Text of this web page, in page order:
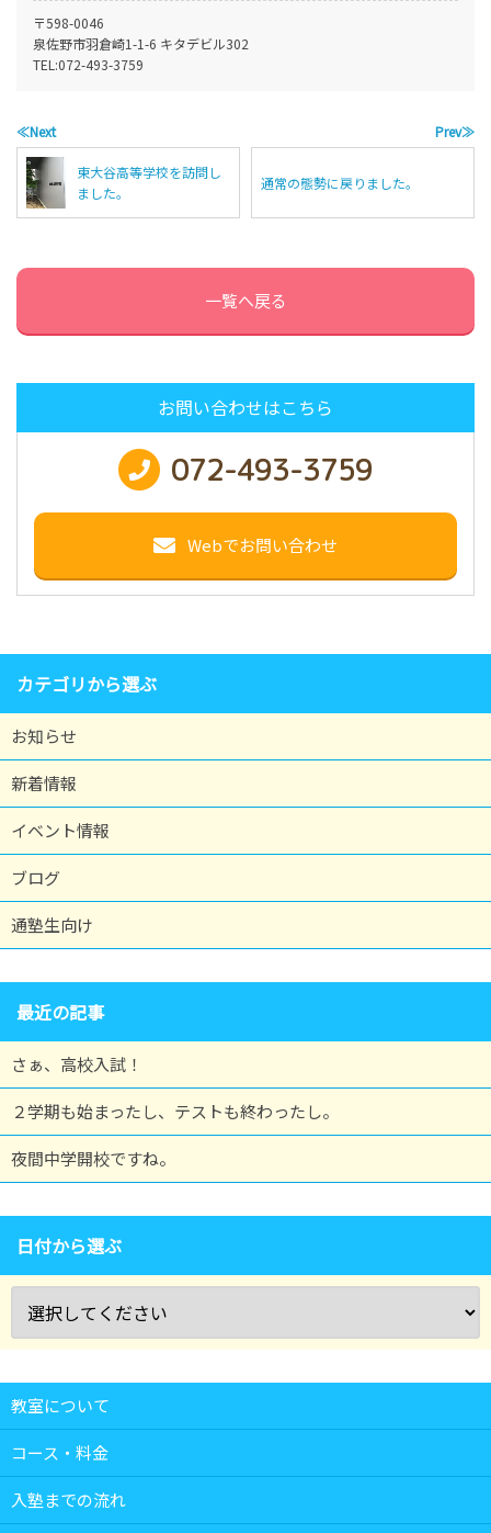
〒598-0046
泉佐野市羽倉崎1-1-6 キタデビル302
TEL:072-493-3759
≪Next
東大谷高等学校を訪問し
ました。
Prev≫
通常の態勢に戻りました。
一覧へ戻る
お問い合わせはこちら
072-493-3759
Webでお問い合わせ
カテゴリから選ぶ
お知らせ
新着情報
イベント情報
ブログ
通塾生向け
最近の記事
さぁ、高校入試！
２学期も始まったし、テストも終わったし。
夜間中学開校ですね。
日付から選ぶ
教室について
コース・料金
入塾までの流れ